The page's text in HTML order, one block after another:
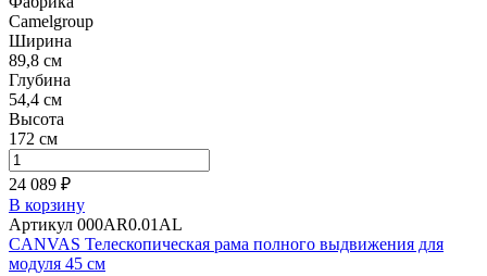
Camelgroup
Ширина
89,8 см
Глубина
54,4 см
Высота
172 см
24 089 ₽
В корзину
Артикул 000AR0.01AL
CANVAS Телескопическая рама полного выдвижения для
модуля 45 см